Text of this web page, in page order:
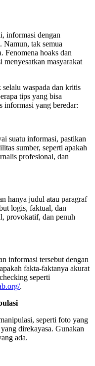
informasi dengan
Namun, tak semua
Fenomena hoaks dan
menyesatkan masyarakat
waspada dan kritis
tips yang bisa
informasi yang beredar:
suatu informasi, pastikan
sumber, seperti apakah
profesional, dan
hanya judul atau paragraf
logis, faktual, dan
provokatif, dan penuh
informasi tersebut dengan
fakta-faktanya akurat
seperti
.
seperti foto yang
direkayasa. Gunakan
ada.